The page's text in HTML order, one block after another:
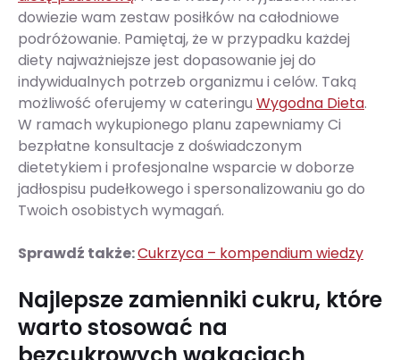
dowiezie wam zestaw posiłków na całodniowe
podróżowanie. Pamiętaj, że w przypadku każdej
diety najważniejsze jest dopasowanie jej do
indywidualnych potrzeb organizmu i celów. Taką
możliwość oferujemy w cateringu Wygodna Dieta.
W ramach wykupionego planu zapewniamy Ci
bezpłatne konsultacje z doświadczonym
dietetykiem i profesjonalne wsparcie w doborze
jadłospisu pudełkowego i spersonalizowaniu go do
Twoich osobistych wymagań.
Sprawdź także:Cukrzyca – kompendium wiedzy
Najlepsze zamienniki cukru, które
warto stosować na